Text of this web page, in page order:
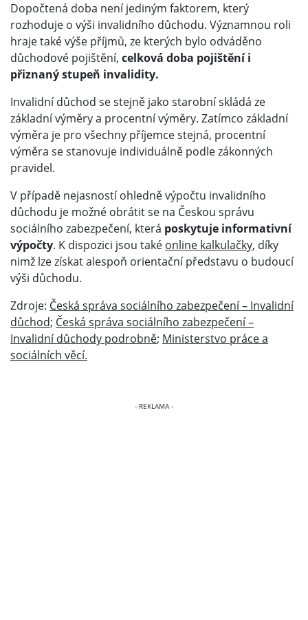
Dopočtená doba není jediným faktorem, který
rozhoduje o výši invalidního důchodu. Významnou roli
hraje také výše příjmů, ze kterých bylo odváděno
důchodové pojištění, celková doba pojištění i
přiznaný stupeň invalidity.
Invalidní důchod se stejně jako starobní skládá ze
základní výměry a procentní výměry. Zatímco základní
výměra je pro všechny příjemce stejná, procentní
výměra se stanovuje individuálně podle zákonných
pravidel.
V případě nejasností ohledně výpočtu invalidního
důchodu je možné obrátit se na Českou správu
sociálního zabezpečení, která poskytuje informativní
výpočty. K dispozici jsou také online kalkulačky, díky
nimž lze získat alespoň orientační představu o budoucí
výši důchodu.
Zdroje: Česká správa sociálního zabezpečení – Invalidní
důchod; Česká správa sociálního zabezpečení –
Invalidní důchody podrobně; Ministerstvo práce a
sociálních věcí.